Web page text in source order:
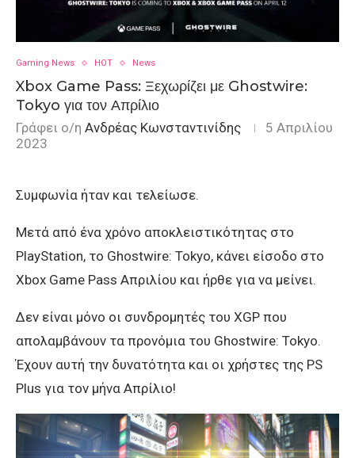
Gaming News HOT News
Xbox Game Pass: Ξεχωρίζει με Ghostwire:
Tokyo για τον Απρίλιο
Γράφει ο/η Ανδρέας Κωνσταντινίδης
5 Απριλίου
2023
Συμφωνία ήταν και τελείωσε.
Μετά από ένα χρόνο αποκλειστικότητας στο
PlayStation, το Ghostwire: Tokyo, κάνει είσοδο στο
Xbox Game Pass Απριλίου και ήρθε για να μείνει.
Δεν είναι μόνο οι συνδρομητές του XGP που
απολαμβάνουν τα προνόμια του Ghostwire: Tokyo.
Έχουν αυτή την δυνατότητα και οι χρήστες της PS
Plus για τον μήνα Απρίλιο!